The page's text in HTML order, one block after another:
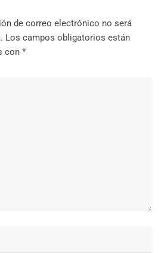
de correo electrónico no será
Los campos obligatorios están
con *